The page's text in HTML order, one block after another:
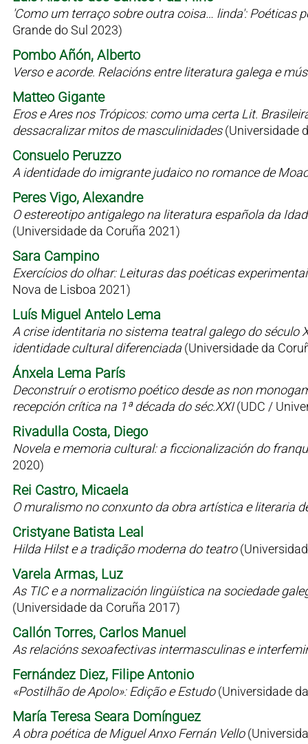
'Como um terraço sobre outra coisa… linda': Poéticas
Grande do Sul 2023)
Pombo Añón, Alberto
Verso e acorde. Relacións entre literatura galega e
Matteo Gigante
Eros e Ares nos Trópicos: como uma certa Lit.
dessacralizar mitos de masculinidades(Universidade
Consuelo Peruzzo
A identidade do imigrante judaico no romance de
Peres Vigo, Alexandre
O estereotipo antigalego na literatura española da
(Universidade da Coruña 2021)
Sara Campino
Exercícios do olhar: Leituras das poéticas
Nova de Lisboa 2021)
Luís Miguel Antelo Lema
A crise identitaria no sistema teatral galego do século
identidade cultural diferenciada (Universidade da
Ánxela Lema París
Deconstruír o erotismo poético desde as non
recepción crítica na 1ª década do séc.XXI(UDC /
Rivadulla Costa, Diego
Novela e memoria cultural: a ficcionalización do
2020)
Rei Castro, Micaela
O muralismo no conxunto da obra artística e literaria
Cristyane Batista Leal
Hilda Hilst e a tradição moderna do teatro
Varela Armas, Luz
As TIC e a normalización lingüística na sociedade
(Universidade da Coruña 2017)
Callón Torres, Carlos Manuel
As relacións sexoafectivas intermasculinas e
Fernández Diez, Filipe Antonio
«Postilhão de Apolo»: Edição e Estudo(Universidade
María Teresa Seara Domínguez
A obra poética de Miguel Anxo Fernán Vello